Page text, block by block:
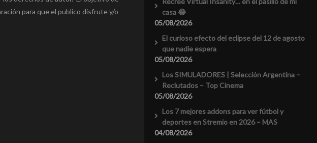
para que el publico disfrute y/o
casa 😂
05/08/2026
El curioso efecto del eclipse del 12 de agosto
que nadie espera
05/08/2026
Los SIMULADORES | Selección Argentina –
Reclutados – Top Cinema
05/08/2026
Los 7 mejores addons para ver fútbol y
deportes en Stremio en 2026 – MAS
04/08/2026